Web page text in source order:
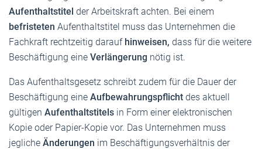
Aufenthaltstitel der Arbeitskraft achten. Bei einem
befristeten Aufenthaltstitel muss das Unternehmen die
Fachkraft rechtzeitig daraufhinweisen, dass für die weitere
Beschäftigung eine Verlängerung nötig ist.
Das Aufenthaltsgesetz schreibt zudem für die Dauer der
Beschäftigung eine Aufbewahrungspflicht des aktuell
gültigen Aufenthaltstitels in Form einer elektronischen
Kopie oder Papier-Kopie vor. Das Unternehmen muss
jegliche Änderungen im Beschäftigungsverhältnis der